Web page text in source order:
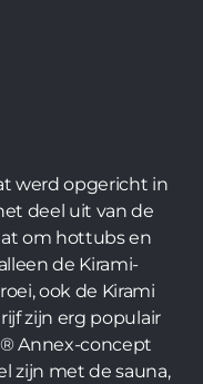
werd opgericht in
deel uit van de
om hottubs en
de Kirami-
ook de Kirami
zijn erg populair
Annex-concept
zijn met de sauna,